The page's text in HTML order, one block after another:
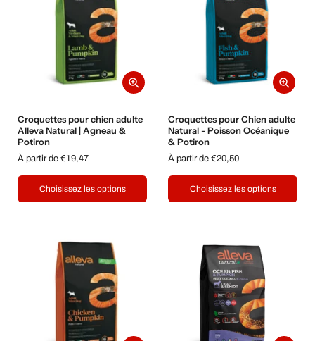
Croquettes pour chien adulte
Alleva Natural | Agneau &
Potiron
À partir de €19,47
Choisissez les options
Croquettes pour Chien adulte
Natural - Poisson Océanique
& Potiron
À partir de €20,50
Choisissez les options